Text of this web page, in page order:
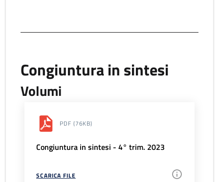
Congiuntura in sintesi
Volumi
PDF (76KB)
Congiuntura in sintesi - 4° trim. 2023
SCARICA FILE